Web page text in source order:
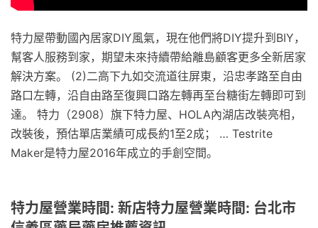
特力屋帶動國內居家DIY風氣，現在他們將DIY提升到BIY，
幫客人服務到家，期望未來持續帶給離島顧客更多全新居家
解決方案。 (2)二高下九如交流道往屏東，沿忠孝路至自由
路口左轉，沿自由路至復興口路左轉再至台糖街左轉即可到
達。 特力（2908）旗下特力屋、HOLA內湖店改裝亮相，
改裝後，預估單店業績可成長約1至2成； … Testrite
Maker是特力屋2016年成立的手創空間。
特力屋營業時間: 新店特力屋營業時間: 台北市